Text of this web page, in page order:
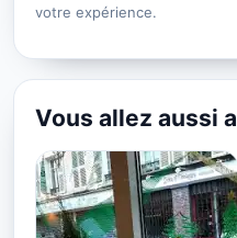
votre expérience.
Vous allez aussi